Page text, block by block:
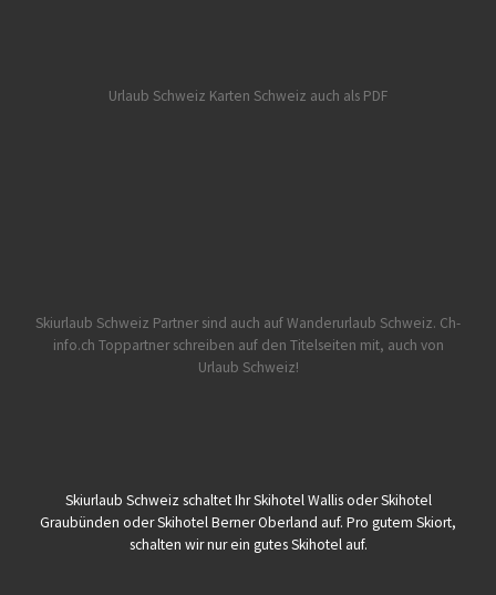
Urlaub Schweiz Karten Schweiz auch als PDF
Skiurlaub Schweiz Partner sind auch auf Wanderurlaub Schweiz. Ch-
info.ch Toppartner schreiben auf den Titelseiten mit, auch von
Urlaub Schweiz!
Skiurlaub Schweiz schaltet Ihr Skihotel Wallis oder Skihotel
Graubünden oder Skihotel Berner Oberland auf. Pro gutem Skiort,
schalten wir nur ein gutes Skihotel auf.